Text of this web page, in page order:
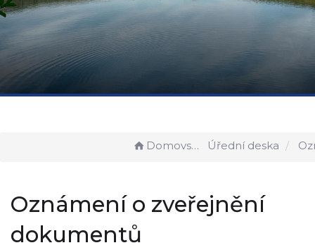
Domovská stránka Úřední deska Oznámení
Oznámení o zveřejnění
dokumentů